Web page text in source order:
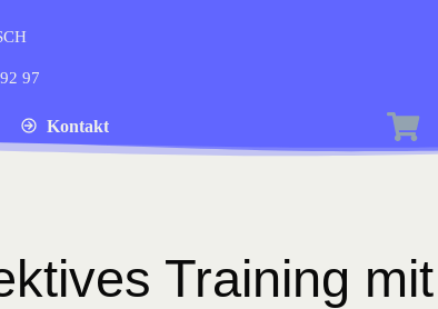
97
Kontakt
Training mit